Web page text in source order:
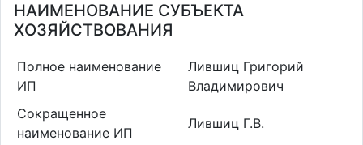
НАИМЕНОВАНИЕ СУБЪЕКТА
ХОЗЯЙСТВОВАНИЯ
Полное наименование
ИП
Лившиц Григорий
Владимирович
Сокращенное
наименование ИП
Лившиц Г.В.